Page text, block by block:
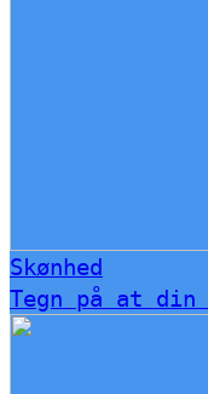
Skønhed
Tegn på at din